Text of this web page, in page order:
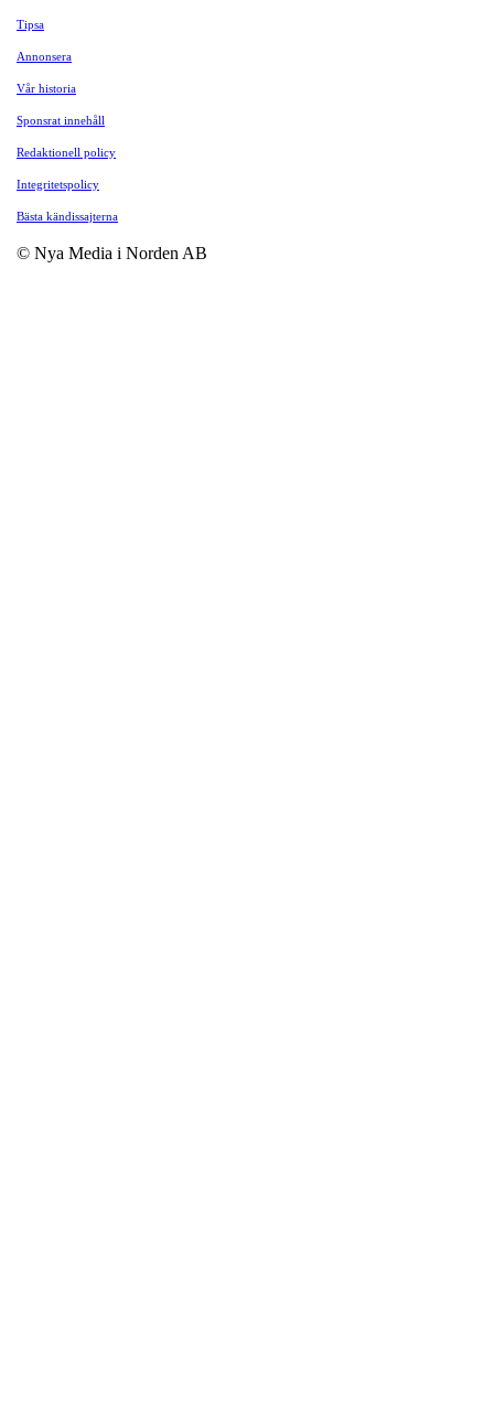
Tipsa
Annonsera
Vår historia
Sponsrat innehåll
Redaktionell policy
Integritetspolicy
Bästa kändissajterna
© Nya Media i Norden AB